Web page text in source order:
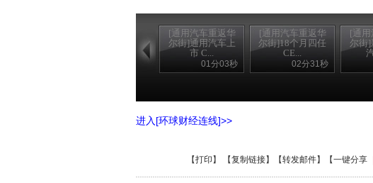
[通用汽车重返华
尔街]通用汽车上
市 C...
01分03秒
[通用汽车重返华
尔街]18个月四任
CE...
02分31秒
[通用
尔街]
进入[环球财经连线]>>
【打印 】 【复制链接】【转发邮件】 【一键分享